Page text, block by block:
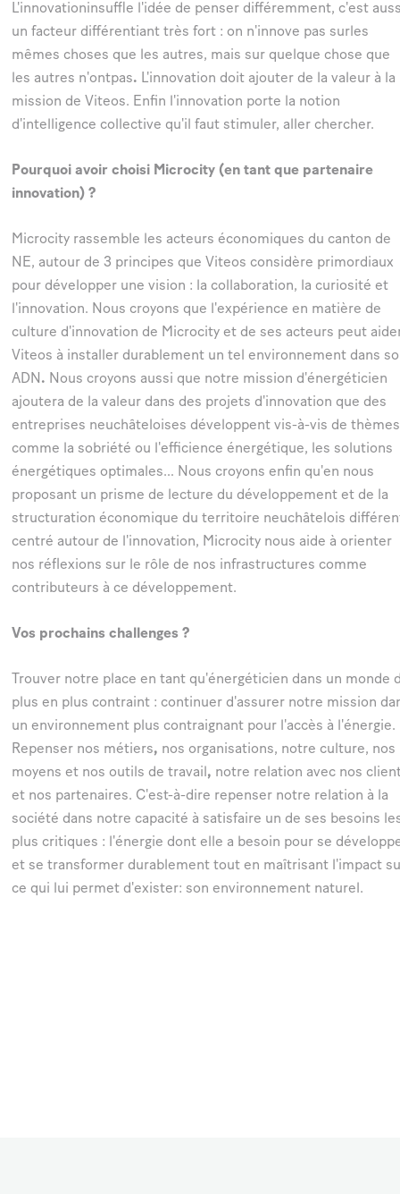
L'innovationinsuffle l'idée de penser différemment, c'est
un facteur différentiant très fort : on n'innove pas surles
mêmes choses que les autres, mais sur quelque chose que
les autres n'ontpas. L'innovation doit ajouter de la valeur à la
mission de Viteos. Enfin l'innovation porte la notion
d'intelligence collective qu'il faut stimuler, aller chercher.
Pourquoi avoir choisi Microcity (en tant que partenaire
innovation) ?
Microcity rassemble les acteurs économiques du canton de
NE, autour de 3 principes que Viteos considère primordiaux
pour développer une vision : la collaboration, la curiosité et
l'innovation. Nous croyons que l'expérience en matière de
culture d'innovation de Microcity et de ses acteurs peut
Viteos à installer durablement un tel environnement dans
ADN . Nous croyons aussi que notre mission d'énergéticien
ajoutera de la valeur dans des projets d'innovation que des
entreprises neuchâteloises développent vis-à-vis de thèmes
comme la sobriété ou l'efficience énergétique, les solutions
énergétiques optimales… Nous croyons enfin qu'en nous
proposant un prisme de lecture du développement et de la
structuration économique du territoire neuchâtelois
centré autour de l'innovation, Microcity nous aide à orienter
nos réflexions sur le rôle de nos infrastructures comme
contributeurs à ce développement.
Vos prochains challenges ?
Trouver notre place en tant qu'énergéticien dans un monde
plus en plus contraint : continuer d'assurer notre mission
un environnement plus contraignant pour l'accès à l'énergie.
Repenser nos métiers, nos organisations, notre culture, nos
moyens et nos outils de travail , notre relation avec nos
et nos partenaires. C'est-à-dire repenser notre relation à la
société dans notre capacité à satisfaire un de ses besoins
plus critiques : l'énergie dont elle a besoin pour se
et se transformer durablement tout en maîtrisant l'impact
ce qui lui permet d'exister: son environnement naturel.